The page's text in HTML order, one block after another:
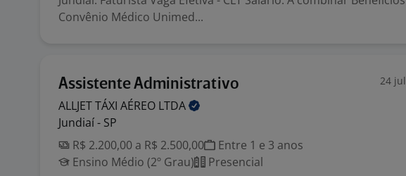
Convênio Médico Unimed...
Assistente Administrativo 24 jul
ALLJET TÁXI AÉREO LTDA
Jundiaí - SP
R$ 2.200,00 a R$ 2.500,00
Entre 1 e 3 anos
Ensino Médio (2º Grau)
Presencial